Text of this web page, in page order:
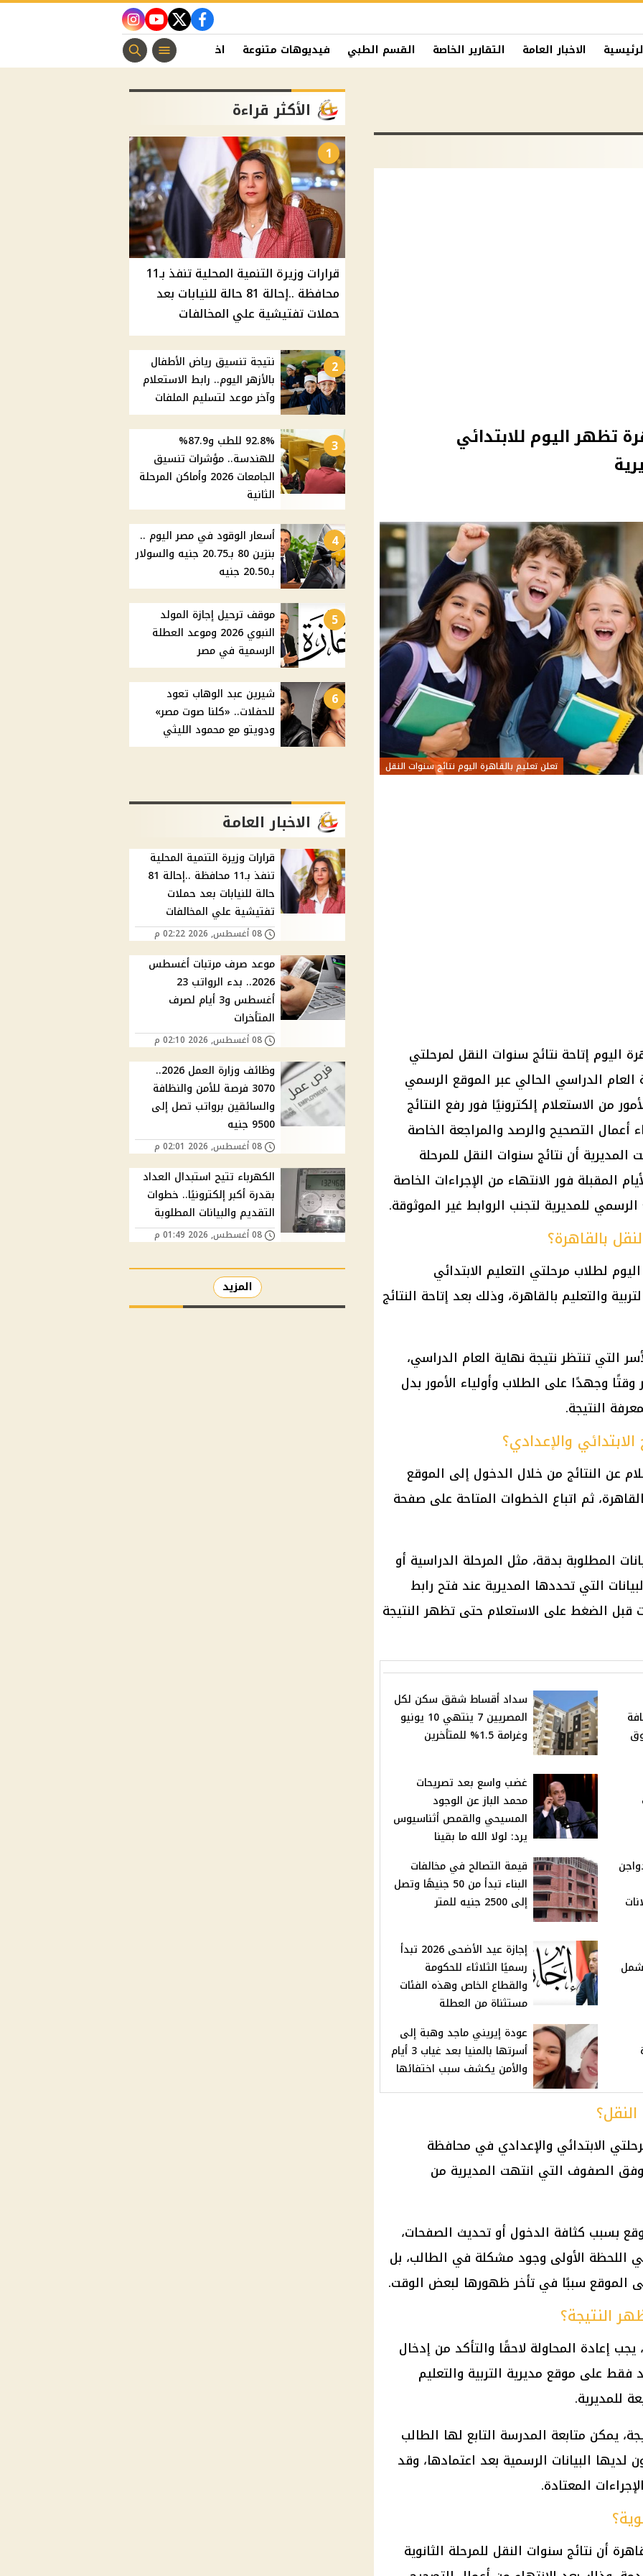
facebook
twitter
youtube
instagram
الاخبار العامة التقارير الخاصة القسم الطبي فيديوهات متنوعة اخبار الفن منوعات مسيحية
تظهر اليوم للابتدائي
تعلن تعليم بالقاهرة اليوم نتائج سنوات النقل
اليوم إتاحة نتائج سنوات النقل لمرحلتي
العام الدراسي الحالي عبر الموقع الرسمي
من الاستعلام إلكترونيًا فور رفع النتائج
أعمال التصحيح والرصد والمراجعة الخاصة
أن نتائج سنوات النقل للمرحلة
المقبلة فور الانتهاء من الإجراءات الخاصة
للمديرية لتجنب الروابط غير الموثوقة.
بالقاهرة؟
لطلاب مرحلتي التعليم الابتدائي
والتعليم بالقاهرة، وذلك بعد إتاحة النتائج
التي تنتظر نتيجة نهاية العام الدراسي،
وقتًا وجهدًا على الطلاب وأولياء الأمور بدل
النتيجة.
والإعدادي؟
عن النتائج من خلال الدخول إلى الموقع
ثم اتباع الخطوات المتاحة على صفحة
المطلوبة بدقة، مثل المرحلة الدراسية أو
التي تحددها المديرية عند فتح رابط
قبل الضغط على الاستعلام حتى تظهر النتيجة
سداد أقساط شقق سكن لكل
المصريين 7 ينتهي 10 يونيو
وغرامة 1.5% للمتأخرين
غضب واسع بعد تصريحات
محمد الباز عن الوجود
المسيحي والقمص أثناسيوس
يرد: لولا الله ما بقينا
قيمة التصالح في مخالفات
البناء تبدأ من 50 جنيهًا وتصل
إلى 2500 جنيه للمتر
من 2026 تشمل
إجازة عيد الأضحى 2026 تبدأ
رسميًا الثلاثاء للحكومة
والقطاع الخاص وهذه الفئات
مستثناة من العطلة
عودة إيريني ماجد وهبة إلى
أسرتها بالمنيا بعد غياب 3 أيام
والأمن يكشف سبب اختفائها
الابتدائي والإعدادي في محافظة
وفق الصفوف التي انتهت المديرية من
بسبب كثافة الدخول أو تحديث الصفحات،
اللحظة الأولى وجود مشكلة في الطالب، بل
الموقع سببًا في تأخر ظهورها لبعض الوقت.
النتيجة؟
إعادة المحاولة لاحقًا والتأكد من إدخال
فقط على موقع مديرية التربية والتعليم
للمديرية.
يمكن متابعة المدرسة التابع لها الطالب
لديها البيانات الرسمية بعد اعتمادها، وقد
المعتادة.
أن نتائج سنوات النقل للمرحلة الثانوية
الأكثر قراءة
1
قرارات وزيرة التنمية المحلية تنفذ بـ11
محافظة ..إحالة 81 حالة للنيابات بعد
حملات تفتيشية علي المخالفات
2
نتيجة تنسيق رياض الأطفال
بالأزهر اليوم.. رابط الاستعلام
وآخر موعد لتسليم الملفات
3
92.8% للطب و87.9%
للهندسة.. مؤشرات تنسيق
الجامعات 2026 وأماكن المرحلة
الثانية
4
أسعار الوقود في مصر اليوم ..
بنزين 80 بـ20.75 جنيه والسولار
بـ20.50 جنيه
5
موقف ترحيل إجازة المولد
النبوي 2026 وموعد العطلة
الرسمية في مصر
6
شيرين عبد الوهاب تعود
للحفلات.. «كلنا صوت مصر»
ودويتو مع محمود الليثي
الاخبار العامة
قرارات وزيرة التنمية المحلية
تنفذ بـ11 محافظة ..إحالة 81
حالة للنيابات بعد حملات
تفتيشية علي المخالفات
08 أغسطس, 2026 02:22 م
موعد صرف مرتبات أغسطس
2026.. بدء الرواتب 23
أغسطس و3 أيام لصرف
المتأخرات
08 أغسطس, 2026 02:10 م
وظائف وزارة العمل 2026..
3070 فرصة للأمن والنظافة
والسائقين برواتب تصل إلى
9500 جنيه
08 أغسطس, 2026 02:01 م
الكهرباء تتيح استبدال العداد
بقدرة أكبر إلكترونيًا.. خطوات
التقديم والبيانات المطلوبة
08 أغسطس, 2026 01:49 م
المزيد